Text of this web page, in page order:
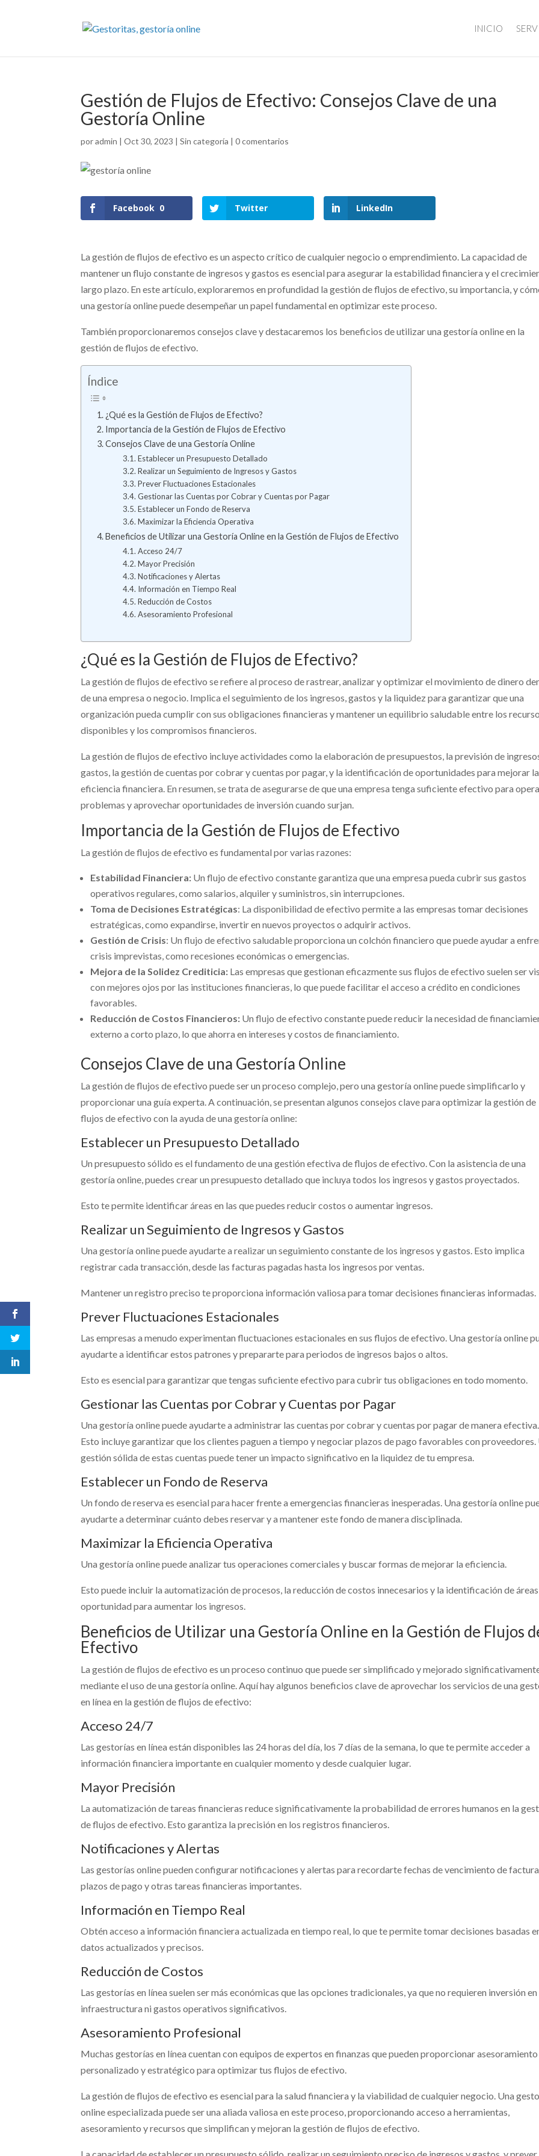
INICIO
Gestión de Flujos de Efectivo: Consejos Clave de una
Gestoría Online
poradmin |Oct 30, 2023 |Sin categoría |0 comentarios
Facebook 0 Twitter LinkedIn
La gestión de flujos de efectivo es un aspecto crítico de cualquier negocio o emprendimiento. La capacidad de
mantener un flujo constante de ingresos y gastos es esencial para asegurar la estabilidad financiera y el
largo plazo. En este artículo, exploraremos en profundidad la gestión de flujos de efectivo, su importancia, y
una gestoría online puede desempeñar un papel fundamental en optimizar este proceso.
También proporcionaremos consejos clave y destacaremos los beneficios de utilizar una gestoría online en la
gestión de flujos de efectivo.
Índice
¿Qué es la Gestión de Flujos de Efectivo?
Importancia de la Gestión de Flujos de Efectivo
Consejos Clave de una Gestoría Online
Establecer un Presupuesto Detallado
Realizar un Seguimiento de Ingresos y Gastos
Prever Fluctuaciones Estacionales
Gestionar las Cuentas por Cobrar y Cuentas por Pagar
Establecer un Fondo de Reserva
Maximizar la Eficiencia Operativa
Beneficios de Utilizar una Gestoría Online en la Gestión de Flujos de Efectivo
Acceso 24/7
Mayor Precisión
Notificaciones y Alertas
Información en Tiempo Real
Reducción de Costos
Asesoramiento Profesional
¿Qué es la Gestión de Flujos de Efectivo?
La gestión de flujos de efectivo se refiere al proceso de rastrear, analizar y optimizar el movimiento de dinero
de una empresa o negocio. Implica el seguimiento de los ingresos, gastos y la liquidez para garantizar que una
organización pueda cumplir con sus obligaciones financieras y mantener un equilibrio saludable entre los
disponibles y los compromisos financieros.
La gestión de flujos de efectivo incluye actividades como la elaboración de presupuestos, la previsión de
gastos, la gestión de cuentas por cobrar y cuentas por pagar, y la identificación de oportunidades para mejorar la
eficiencia financiera. En resumen, se trata de asegurarse de que una empresa tenga suficiente efectivo para
problemas y aprovechar oportunidades de inversión cuando surjan.
Importancia de la Gestión de Flujos de Efectivo
La gestión de flujos de efectivo es fundamental por varias razones:
Estabilidad Financiera: Un flujo de efectivo constante garantiza que una empresa pueda cubrir sus gastos
operativos regulares, como salarios, alquiler y suministros, sin interrupciones.
Toma de Decisiones Estratégicas: La disponibilidad de efectivo permite a las empresas tomar decisiones
estratégicas, como expandirse, invertir en nuevos proyectos o adquirir activos.
Gestión de Crisis: Un flujo de efectivo saludable proporciona un colchón financiero que puede ayudar a
crisis imprevistas, como recesiones económicas o emergencias.
Mejora de la Solidez Crediticia: Las empresas que gestionan eficazmente sus flujos de efectivo suelen ser
con mejores ojos por las instituciones financieras, lo que puede facilitar el acceso a crédito en condiciones
favorables.
Reducción de Costos Financieros: Un flujo de efectivo constante puede reducir la necesidad de
externo a corto plazo, lo que ahorra en intereses y costos de financiamiento.
Consejos Clave de una Gestoría Online
La gestión de flujos de efectivo puede ser un proceso complejo, pero una gestoría online puede simplificarlo y
proporcionar una guía experta. A continuación, se presentan algunos consejos clave para optimizar la gestión de
flujos de efectivo con la ayuda de una gestoría online:
Establecer un Presupuesto Detallado
Un presupuesto sólido es el fundamento de una gestión efectiva de flujos de efectivo. Con la asistencia de una
gestoría online, puedes crear un presupuesto detallado que incluya todos los ingresos y gastos proyectados.
Esto te permite identificar áreas en las que puedes reducir costos o aumentar ingresos.
Realizar un Seguimiento de Ingresos y Gastos
Una gestoría online puede ayudarte a realizar un seguimiento constante de los ingresos y gastos. Esto implica
registrar cada transacción, desde las facturas pagadas hasta los ingresos por ventas.
Mantener un registro preciso te proporciona información valiosa para tomar decisiones financieras informadas.
Prever Fluctuaciones Estacionales
Las empresas a menudo experimentan fluctuaciones estacionales en sus flujos de efectivo. Una gestoría online
ayudarte a identificar estos patrones y prepararte para periodos de ingresos bajos o altos.
Esto es esencial para garantizar que tengas suficiente efectivo para cubrir tus obligaciones en todo momento.
Gestionar las Cuentas por Cobrar y Cuentas por Pagar
Una gestoría online puede ayudarte a administrar las cuentas por cobrar y cuentas por pagar de manera efectiva.
Esto incluye garantizar que los clientes paguen a tiempo y negociar plazos de pago favorables con proveedores.
gestión sólida de estas cuentas puede tener un impacto significativo en la liquidez de tu empresa.
Establecer un Fondo de Reserva
Un fondo de reserva es esencial para hacer frente a emergencias financieras inesperadas. Una gestoría online
ayudarte a determinar cuánto debes reservar y a mantener este fondo de manera disciplinada.
Maximizar la Eficiencia Operativa
Una gestoría online puede analizar tus operaciones comerciales y buscar formas de mejorar la eficiencia.
Esto puede incluir la automatización de procesos, la reducción de costos innecesarios y la identificación de
oportunidad para aumentar los ingresos.
Beneficios de Utilizar una Gestoría Online en la Gestión de Flujos
Efectivo
La gestión de flujos de efectivo es un proceso continuo que puede ser simplificado y mejorado
mediante el uso de una gestoría online. Aquí hay algunos beneficios clave de aprovechar los servicios de una
en línea en la gestión de flujos de efectivo:
Acceso 24/7
Las gestorías en línea están disponibles las 24 horas del día, los 7 días de la semana, lo que te permite acceder a
información financiera importante en cualquier momento y desde cualquier lugar.
Mayor Precisión
La automatización de tareas financieras reduce significativamente la probabilidad de errores humanos en la
de flujos de efectivo. Esto garantiza la precisión en los registros financieros.
Notificaciones y Alertas
Las gestorías online pueden configurar notificaciones y alertas para recordarte fechas de vencimiento de
plazos de pago y otras tareas financieras importantes.
Información en Tiempo Real
Obtén acceso a información financiera actualizada en tiempo real, lo que te permite tomar decisiones basadas
datos actualizados y precisos.
Reducción de Costos
Las gestorías en línea suelen ser más económicas que las opciones tradicionales, ya que no requieren inversión en
infraestructura ni gastos operativos significativos.
Asesoramiento Profesional
Muchas gestorías en línea cuentan con equipos de expertos en finanzas que pueden proporcionar asesoramiento
personalizado y estratégico para optimizar tus flujos de efectivo.
La gestión de flujos de efectivo es esencial para la salud financiera y la viabilidad de cualquier negocio. Una
online especializada puede ser una aliada valiosa en este proceso, proporcionando acceso a herramientas,
asesoramiento y recursos que simplifican y mejoran la gestión de flujos de efectivo.